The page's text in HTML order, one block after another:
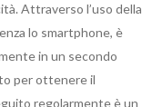
Attraverso l’uso della
lo smartphone, è
in un secondo
per ottenere il
regolarmente è un